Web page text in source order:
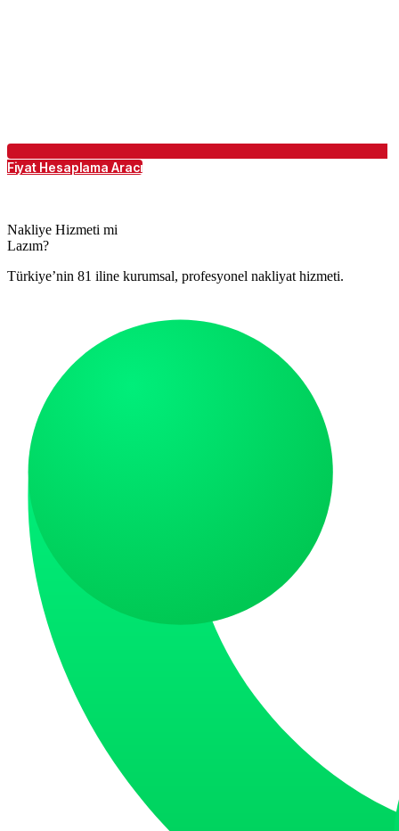
Fiyat Hesaplama Aracı
Nakliye Hizmeti mi
Lazım?
Türkiye’nin 81 iline kurumsal, profesyonel nakliyat hizmeti.